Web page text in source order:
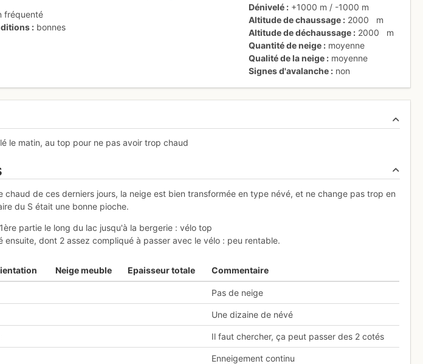
fréquenté
bonnes
Dénivelé
+1000 m / -1000 m
Altitude de chaussage
2000
m
Altitude de déchaussage
2000
m
Quantité de neige
moyenne
Qualité de la neige
moyenne
Signes d'avalanche
non
le matin, au top pour ne pas avoir trop chaud
chaud de ces derniers jours, la neige est bien transformée en type névé, et ne change pas trop en
du S était une bonne pioche.
partie le long du lac jusqu'à la bergerie : vélo top
ensuite, dont 2 assez compliqué à passer avec le vélo : peu rentable.
Neige meuble Epaisseur totale Commentaire
Pas de neige
Une dizaine de névé
Il faut chercher, ça peut passer des 2 cotés
Enneigement continu